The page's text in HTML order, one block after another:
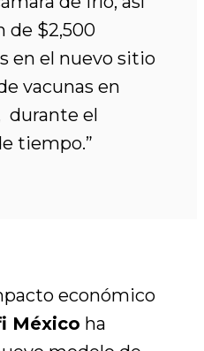
de $2,500
en el nuevo sitio
vacunas en
durante el
tiempo.”
económico
México ha